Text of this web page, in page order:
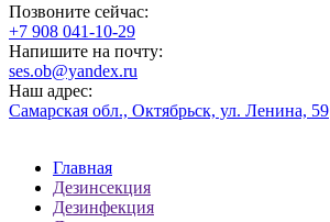
Позвоните сейчас:
‪+7 908 041-10-29
Напишите на почту:
ses.ob@yandex.ru
Наш адрес:
Самарская обл., Октябрьск, ул. Ленина, 59
Главная
Дезинсекция
Дезинфекция